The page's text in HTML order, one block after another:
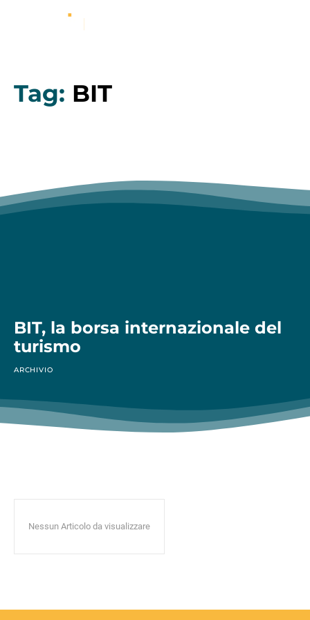
Tag: BIT
BIT, la borsa internazionale del
turismo
ARCHIVIO
Nessun Articolo da visualizzare